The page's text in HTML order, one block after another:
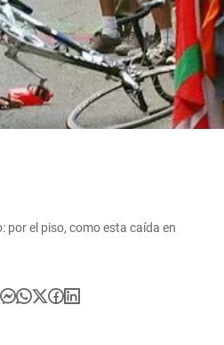
por el piso, como esta caída en